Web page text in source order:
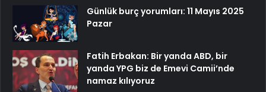
Günlük burç yorumları: 11 Mayıs 2025
Pazar
Fatih Erbakan: Bir yanda ABD, bir
yanda YPG biz de Emevi Camii’nde
namaz kılıyoruz